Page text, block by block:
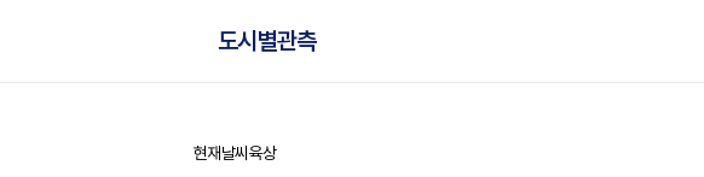
도시별관측
홈
현재날씨 육상